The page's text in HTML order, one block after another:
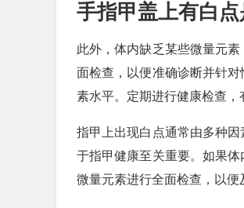
手指甲盖上有白
此外，体内缺乏某些微量元
面检查，以便准确诊断并针
素水平。定期进行健康检查，
指甲上出现白点通常由多种
于指甲健康至关重要。如果
微量元素进行全面检查，以便